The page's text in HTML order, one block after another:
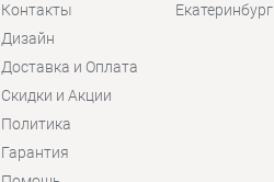
Контакты
Дизайн
Доставка и Оплата
Скидки и Акции
Политика
Гарантия
Екатеринбург